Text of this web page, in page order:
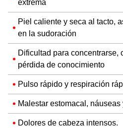
extrema
Piel caliente y seca al tacto,
en la sudoración
Dificultad para concentrarse,
pérdida de conocimiento
Pulso rápido y respiración
Malestar estomacal, náuseas
Dolores de cabeza intensos.